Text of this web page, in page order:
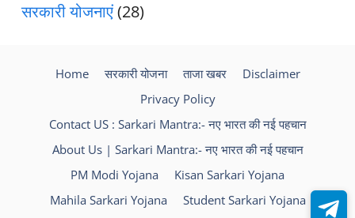
सरकारी योजनाएं(28)
Home सरकारी योजना ताजा खबर
Disclaimer
Privacy Policy
Contact US : Sarkari Mantra:- नए भारत की नई पहचान
About Us | Sarkari Mantra:- नए भारत की नई पहचान
PM Modi Yojana
Kisan Sarkari Yojana
Mahila Sarkari Yojana
Student Sarkari Yojana